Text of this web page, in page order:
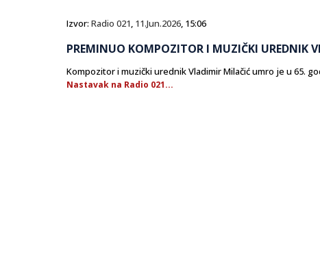
Izvor: Radio 021, 11.Jun.2026, 15:06
PREMINUO KOMPOZITOR I MUZIČKI UREDNIK
Kompozitor i muzički urednik Vladimir Milačić umro je u 65.
Nastavak na Radio 021...